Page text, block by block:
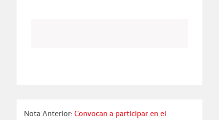
Nota Anterior:Convocan a participar en el